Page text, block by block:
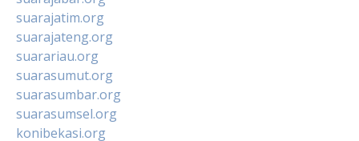
suarajatim.org
suarajateng.org
suarariau.org
suarasumut.org
suarasumbar.org
suarasumsel.org
konibekasi.org